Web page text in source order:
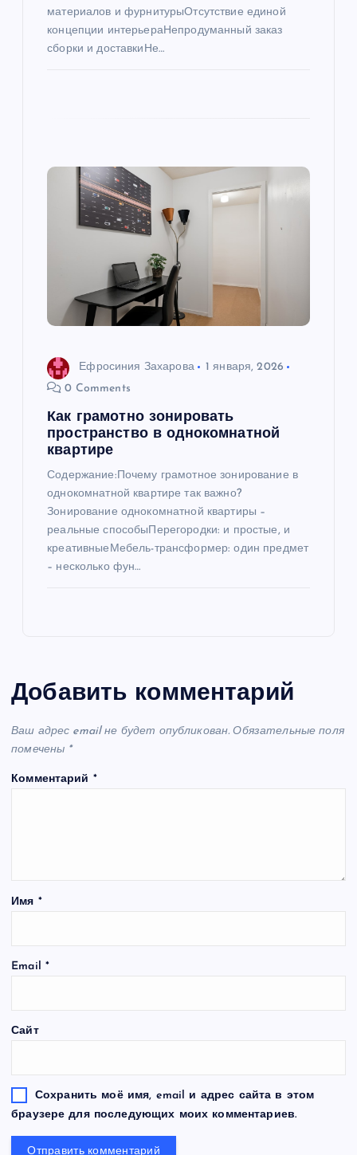
материалов и фурнитурыОтсутствие единой
концепции интерьераНепродуманный заказ
сборки и доставкиНе…
Ефросиния Захарова
1 января, 2026
0 Comments
Как грамотно зонировать
пространство в однокомнатной
квартире
Содержание:Почему грамотное зонирование в
однокомнатной квартире так важно?
Зонирование однокомнатной квартиры –
реальные способыПерегородки: и простые, и
креативныеМебель-трансформер: один предмет
– несколько фун…
Добавить комментарий
Ваш адрес email не будет опубликован. Обязательные поля
помечены *
Комментарий *
Имя *
Email *
Сайт
Сохранить моё имя, email и адрес сайта в этом
браузере для последующих моих комментариев.
S